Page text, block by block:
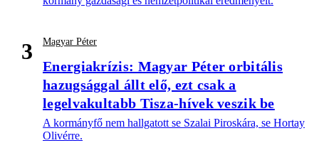
3 Magyar Péter
Energiakrízis: Magyar Péter orbitális
hazugsággal állt elő, ezt csak a
legelvakultabb Tisza-hívek veszik be
A kormányfő nem hallgatott se Szalai Piroskára, se Hortay
Olivérre.